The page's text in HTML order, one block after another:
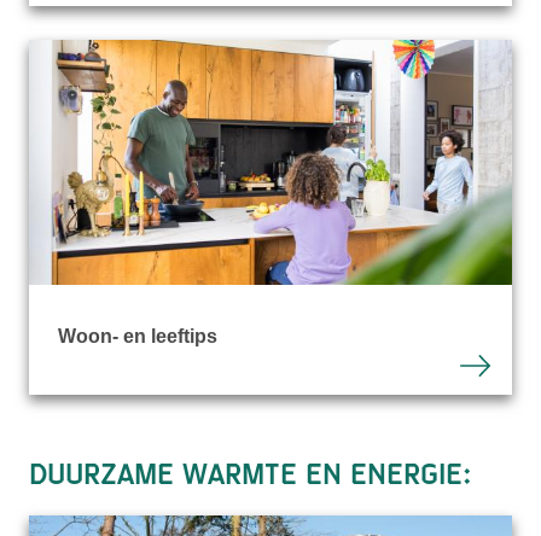
Woon- en leeftips
Duurzame warmte en energie: